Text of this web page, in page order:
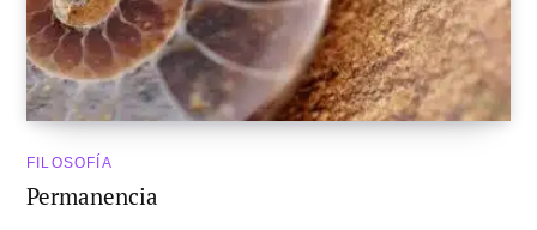
FILOSOFÍA
Permanencia